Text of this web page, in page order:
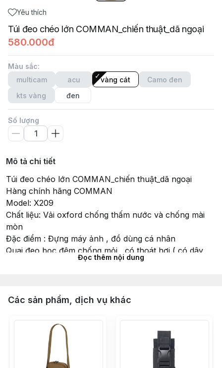
Yêu thích
Túi đeo chéo lớn COMMAN_chiến thuật_dã ngoại
580.000đ
Màu sắc:
multicam
acu vàng cát
Camo đen
kts vàng
đen
Số lượng
Mô tả chi tiết
Túi đeo chéo lớn COMMAN_chiến thuật_dã ngoại
Hàng chính hãng COMMAN
Model: X209
Chất liệu: Vải oxford chống thấm nước và chống mài
mòn
Đặc điểm : Đựng máy ảnh , đồ dùng cá nhân
Quai đeo bọc đệm chống mỏi , có thoát hơi ( có dây
Kích thước: 42(cao) x 28(ngang)x 17 cm(rộng)
#chienthuat #tuichienthuat #tuilinh #đeocheolinh
#tuideocheo #tuiquandoi #tactical #comman #bag
#dangoai #dulich #quandoi #army
Đọc thêm nội dung
Các sản phẩm, dịch vụ khác